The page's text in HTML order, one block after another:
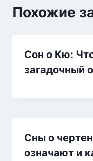
Похожие
Сон о Кю:
загадочный
Сны о
означают и